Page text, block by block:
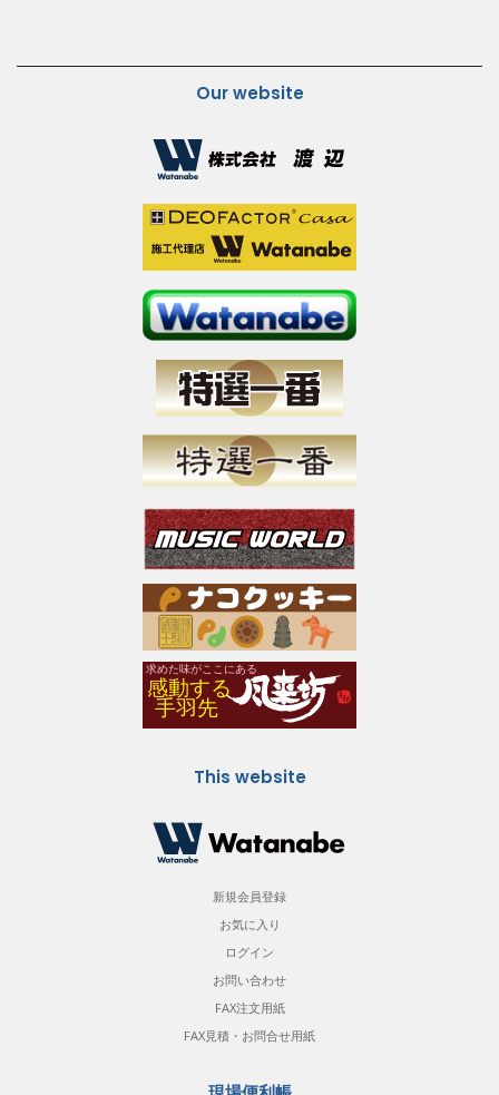
Our website
This website
新規会員登録
お気に入り
ログイン
お問い合わせ
FAX注文用紙
FAX見積・お問合せ用紙